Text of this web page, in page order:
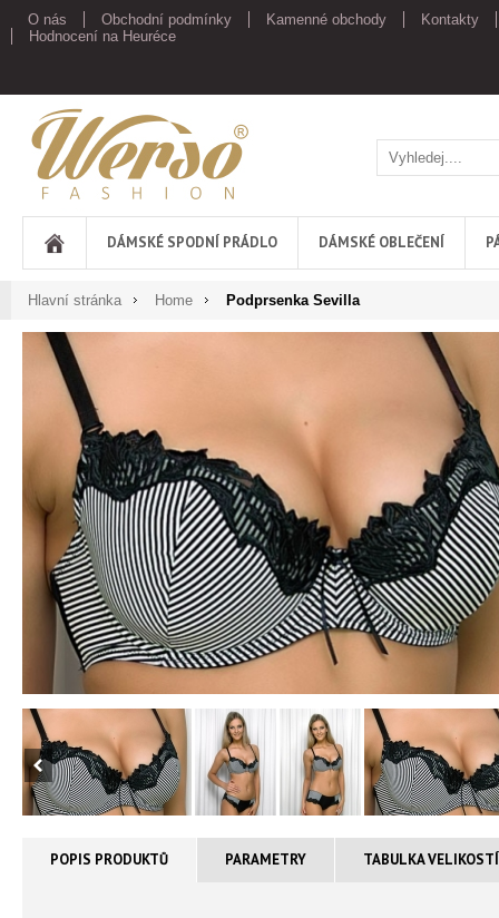
O nás Obchodní podmínky Kamenné obchody
Kontakty
Hodnocení na Heuréce
Werso
DÁMSKÉ SPODNÍ PRÁDLO DÁMSKÉ OBLEČENÍ
Hlavní stránka Home Podprsenka Sevilla
POPIS PRODUKTŮ PARAMETRY TABULKA